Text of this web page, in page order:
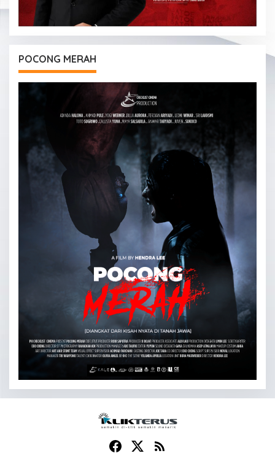
POCONG MERAH